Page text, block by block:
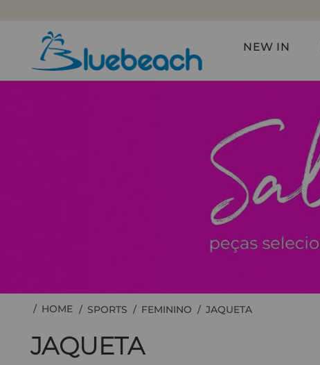
NEW IN
SPORTS FEMININO JAQUETA
JAQUETA